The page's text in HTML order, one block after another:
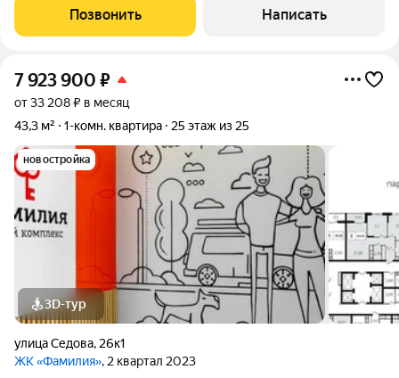
две просторные, светлые комнаты, остекленный(холодный)
балкон, совмещенный
Позвонить Написать
7 923 900 ₽
от 33 208 ₽ в месяц
43,3 м²
1-комн. квартира 25 этаж из 25
новостройка
3D-тур
улица Седова, 26к1
ЖК «Фамилия», 2 квартал 2023